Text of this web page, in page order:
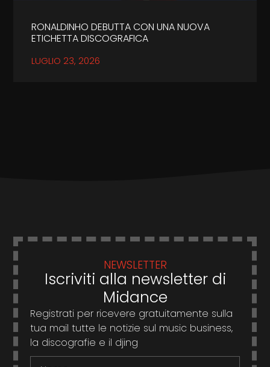
RONALDINHO DEBUTTA CON UNA NUOVA
ETICHETTA DISCOGRAFICA
LUGLIO 23, 2026
NEWSLETTER
Iscriviti alla newsletter di
Midance
Registrati per ricevere gratuitamente sulla
tua mail tutte le notizie sul music business,
la discografie e il djing